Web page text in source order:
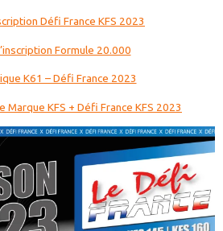
Défi France KFS 2023
Formule 20.000
K61 – Défi France 2023
Marque KFS + Défi France KFS 2023